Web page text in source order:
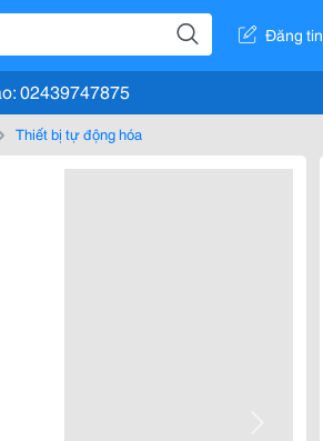
Đăng tin
02439747875
Thiết bị tự động hóa